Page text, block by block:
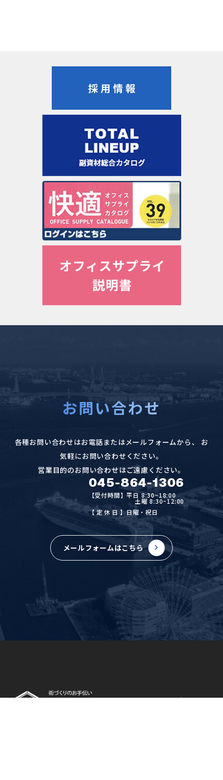
お問い合わせ
各種お問い合わせはお電話またはメールフォームから、
お
気軽にお問い合わせください。
営業目的のお問い合わせはご遠慮ください。
045-864-1306
【受付時間】平日 8:30~18:00
土曜 8:30~12:00
【定休日】日曜・祝日
メールフォームはこちら